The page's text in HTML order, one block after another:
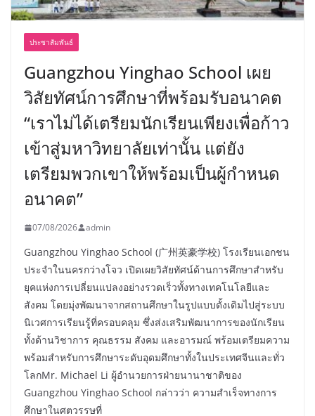
ประชาสัมพันธ์
Guangzhou Yinghao School เผย
วิสัยทัศน์การศึกษาที่พร้อมรับอนาคต
“เราไม่ได้เตรียมนักเรียนเพียงเพื่อก้าว
เข้าสู่มหาวิทยาลัยเท่านั้น แต่ยัง
เตรียมพวกเขาให้พร้อมเป็นผู้กำหนด
อนาคต”
07/08/2026 admin
Guangzhou Yinghao School (广州英豪学校) โรงเรียนเอกชน
ประจำในนครกว่างโจว เปิดเผยวิสัยทัศน์ด้านการศึกษาสำหรับ
ยุคแห่งการเปลี่ยนแปลงอย่างรวดเร็วทั้งทางเทคโนโลยีและ
สังคม โดยมุ่งพัฒนาจากสถานศึกษาในรูปแบบดั้งเดิมไปสู่ระบบ
นิเวศการเรียนรู้ที่ครอบคลุม ซึ่งส่งเสริมพัฒนาการของนักเรียน
ทั้งด้านวิชาการ คุณธรรม สังคม และอารมณ์ พร้อมเตรียมความ
พร้อมสำหรับการศึกษาระดับอุดมศึกษาทั้งในประเทศจีนและทั่ว
โลกMr. Michael Li ผู้อำนวยการฝ่ายนานาชาติของ
Guangzhou Yinghao School กล่าวว่า ความสำเร็จทางการ
ศึกษาในศตวรรษที่